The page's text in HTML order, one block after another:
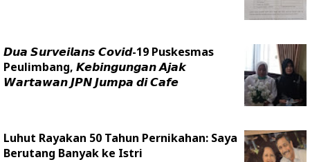
𝘿𝙪𝙖 𝙎𝙪𝙧𝙫𝙚𝙞𝙡𝙖𝙣𝙨 𝘾𝙤𝙫𝙞𝙙-19 Puskesmas
Peulimbang, 𝙆𝙚𝙗𝙞𝙣𝙜𝙪𝙣𝙜𝙖𝙣 𝘼𝙟𝙖𝙠
𝙒𝙖𝙧𝙩𝙖𝙬𝙖𝙣 𝙅𝙋𝙉 𝙅𝙪𝙢𝙥𝙖 𝙙𝙞 𝘾𝙖𝙛𝙚
Luhut Rayakan 50 Tahun Pernikahan: Saya
Berutang Banyak ke Istri